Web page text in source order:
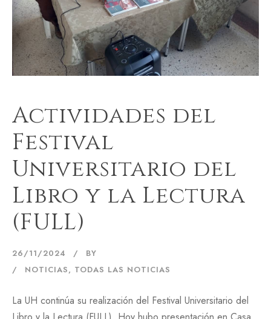
Actividades del
Festival
Universitario del
Libro y la Lectura
(FULL)
26/11/2024
BY
NOTICIAS, TODAS LAS NOTICIAS
La UH continúa su realización del Festival Universitario del